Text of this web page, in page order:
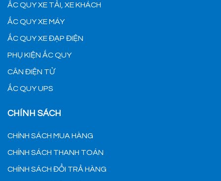
ẮC QUY XE TẢI, XE KHÁCH
ẮC QUY XE MÁY
ẮC QUY XE ĐẠP ĐIỆN
PHỤ KIỆN ẮC QUY
CÂN ĐIỆN TỬ
ẮC QUY UPS
CHÍNH SÁCH
CHÍNH SÁCH MUA HÀNG
CHÍNH SÁCH THANH TOÁN
CHÍNH SÁCH ĐỔI TRẢ HÀNG